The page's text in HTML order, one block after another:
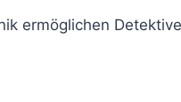
ermöglichen